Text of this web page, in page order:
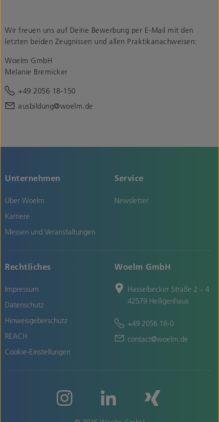
Wir freuen uns auf Deine Bewerbung per E-Mail mit den
letzten beiden Zeugnissen und allen Praktikanachweisen:
Woelm GmbH
Melanie Bremicker
+49 2056 18-150
ausbildung@woelm.de
Unternehmen
Über Woelm
Karriere
Messen und Veranstaltungen
Service
Newsletter
Rechtliches
Impressum
Datenschutz
Hinweisgeberschutz
REACH
Cookie-Einstellungen
Woelm GmbH
Hasselbecker Straße 2 – 4
42579 Heiligenhaus
+49 2056 18-0
contact@woelm.de